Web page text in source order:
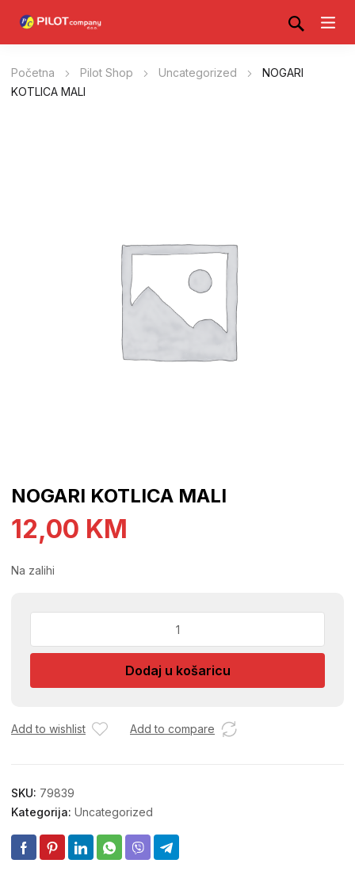
Početna Pilot Shop Uncategorized
NOGARI
KOTLICA MALI
NOGARI KOTLICA MALI
12,00 KM
Na zalihi
MALI
Dodaj u košaricu
Add to wishlist Add to compare
SKU: 79839
Kategorija: Uncategorized